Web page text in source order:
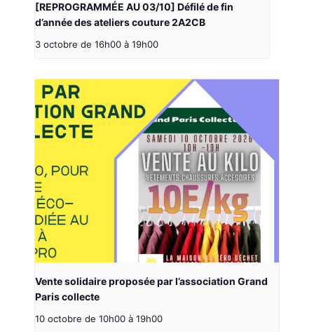
[REPROGRAMMÉE AU 03/10] Défilé de fin
d’année des ateliers couture 2A2CB
3 octobre de 16h00 à 19h00
Vente solidaire proposée par l’association Grand
Paris collecte
10 octobre de 10h00 à 19h00